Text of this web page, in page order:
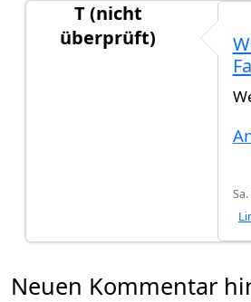
T (nicht
überprüft)
Also, "deren"
Neuen Kommentar